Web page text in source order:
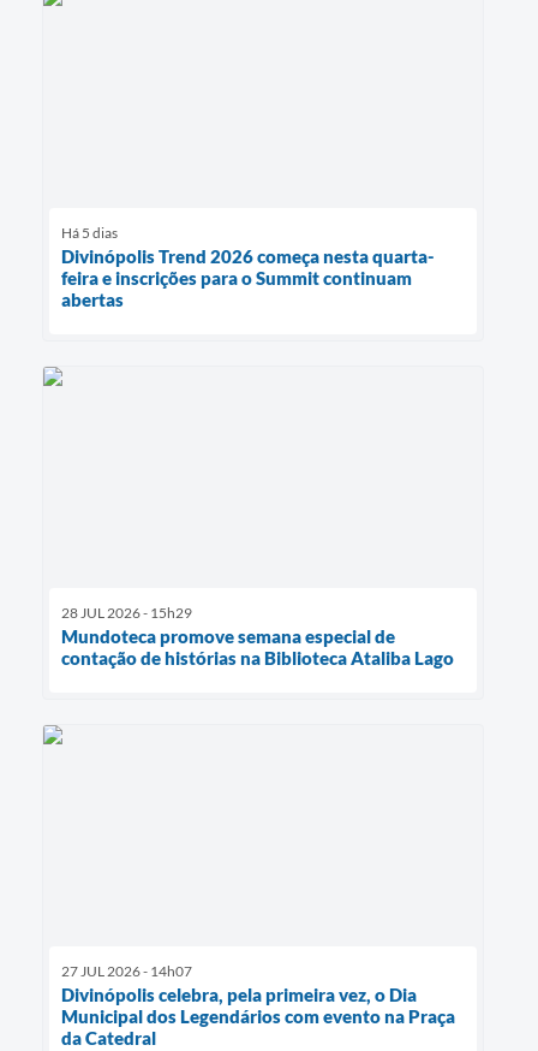
Há 5 dias
Divinópolis Trend 2026 começa nesta quarta-
feira e inscrições para o Summit continuam
abertas
28 JUL 2026 - 15h29
Mundoteca promove semana especial de
contação de histórias na Biblioteca Ataliba Lago
27 JUL 2026 - 14h07
Divinópolis celebra, pela primeira vez, o Dia
Municipal dos Legendários com evento na Praça
da Catedral